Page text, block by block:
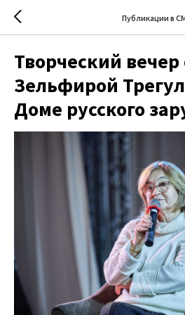
Публикации в
Творческий вечер
Зельфирой
Доме русского